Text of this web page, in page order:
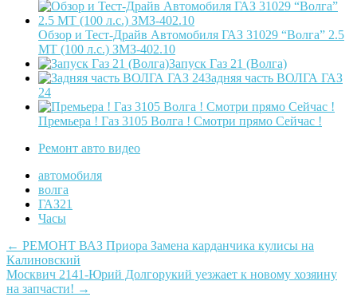
Обзор и Тест-Драйв Автомобиля ГАЗ 31029 “Волга” 2.5
МТ (100 л.с.) ЗМЗ-402.10
Запуск Газ 21 (Волга)
Задняя часть ВОЛГА ГАЗ
24
Премьера ! Газ 3105 Волга ! Смотри прямо Сейчас !
Ремонт авто видео
автомобиля
волга
ГАЗ21
Часы
Post
navigation
← РЕМОНТ ВАЗ Приора Замена карданчика кулисы на
Калиновский
Москвич 2141-Юрий Долгорукий уезжает к новому хозяину
на запчасти! →